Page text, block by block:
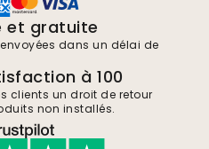
et gratuite
dans un délai de
à 100
clients un droit de retour
non installés.